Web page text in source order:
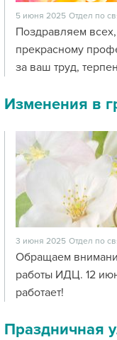
5 июня 2025 Отдел по
Поздравляем
прекрасному
за ваш труд,
Изменения в
3 июня 2025 Отдел по
Обращаем
работы ИДЦ. 12
работает!
Праздничная